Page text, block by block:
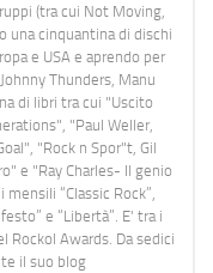
(tra cui Not Moving,
una cinquantina di dischi
e USA e aprendo per
Thunders, Manu
di libri tra cui "Uscito
"Paul Weller,
"Rock n Spor"t, Gil
e "Ray Charles- Il genio
“Classic Rock”,
e “Libertà”. E' tra i
Rockol Awards. Da sedici
il suo blog